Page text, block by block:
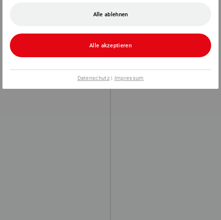
Alle ablehnen
Alle akzeptieren
Datenschutz| Impressum